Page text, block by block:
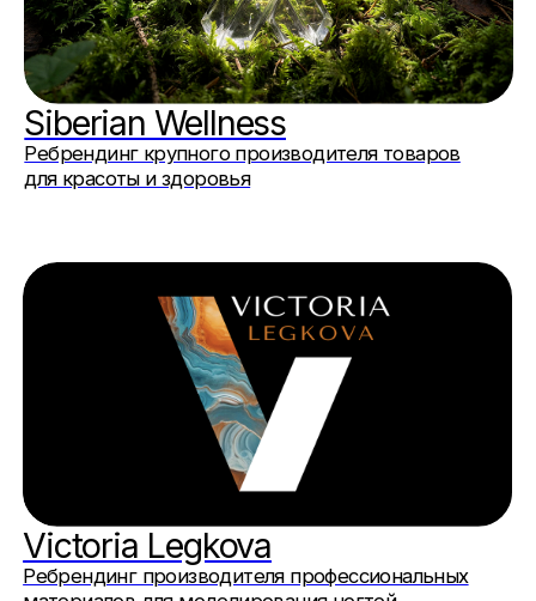
Тико пластик
Брендинг для изготовителя гибкой
полимерной упаковки
ВСК страховая компания